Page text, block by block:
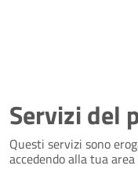
Servizi del
Questi servizi sono
accedendo alla tua